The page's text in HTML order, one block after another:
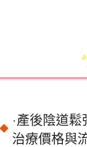
·產後陰道鬆
治療價格與